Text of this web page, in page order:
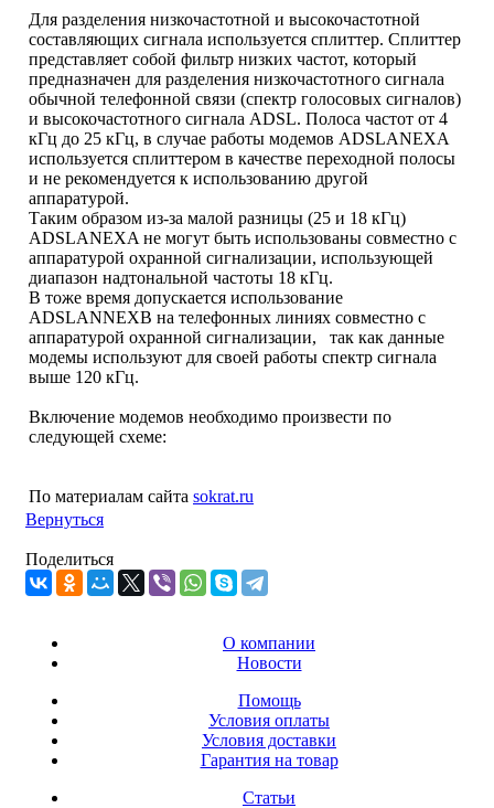
Для разделения низкочастотной и высокочастотной
составляющих сигнала используется сплиттер. Сплиттер
представляет собой фильтр низких частот, который
предназначен для разделения низкочастотного сигнала
обычной телефонной связи (спектр голосовых сигналов)
и высокочастотного сигнала ADSL. Полоса частот от 4
кГц до 25 кГц, в случае работы модемов ADSLANEXA
используется сплиттером в качестве переходной полосы
и не рекомендуется к использованию другой
аппаратурой.
Таким образом из-за малой разницы (25 и 18 кГц)
ADSLANEXA не могут быть использованы совместно с
аппаратурой охранной сигнализации, использующей
диапазон надтональной частоты 18 кГц.
В тоже время допускается использование
ADSLANNEXB на телефонных линиях совместно с
аппаратурой охранной сигнализации, так как данные
модемы используют для своей работы спектр сигнала
выше 120 кГц.
Включение модемов необходимо произвести по
следующей схеме:
По материалам сайта sokrat.ru
Вернуться
Поделиться
О компании
Новости
Помощь
Условия оплаты
Условия доставки
Гарантия на товар
Статьи